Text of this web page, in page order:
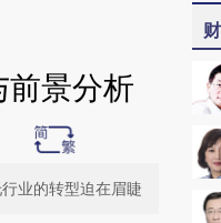
景分析
业的转型迫在眉睫